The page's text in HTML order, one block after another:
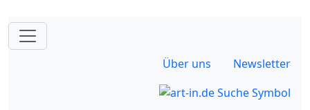
Über uns Newsletter